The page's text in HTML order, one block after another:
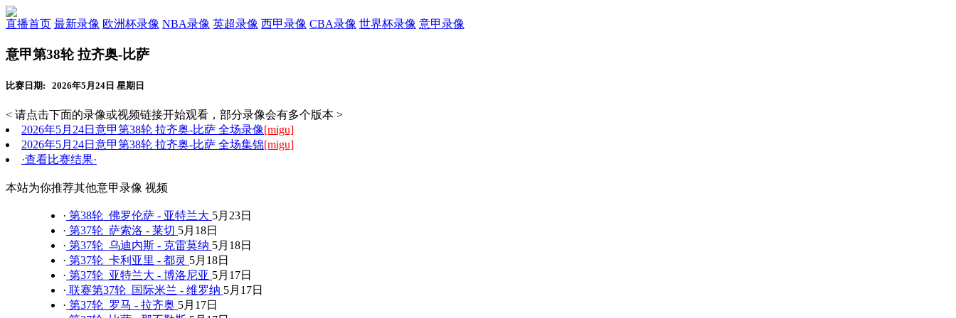
直播首页 最新录像 欧洲杯录像 NBA录像 英超录像 西甲录像 CBA录像 世界杯录像 意甲录像
意甲第38轮 拉齐奥-比萨
比赛日期: 2026年5月24日 星期日
< 请点击下面的录像或视频链接开始观看，部分录像会有多个版本 >
2026年5月24日意甲第38轮 拉齐奥-比萨 全场录像[migu]
2026年5月24日意甲第38轮 拉齐奥-比萨 全场集锦[migu]
·查看比赛结果·
本站为你推荐其他意甲录像 视频
· 第38轮 佛罗伦萨 - 亚特兰大 5月23日
· 第37轮 萨索洛 - 莱切 5月18日
· 第37轮 乌迪内斯 - 克雷莫纳 5月18日
· 第37轮 卡利亚里 - 都灵 5月18日
· 第37轮 亚特兰大 - 博洛尼亚 5月17日
· 联赛第37轮 国际米兰 - 维罗纳 5月17日
· 第37轮 罗马 - 拉齐奥 5月17日